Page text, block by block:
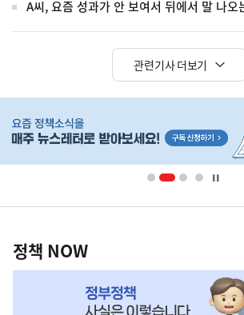
A씨, 요즘 성과가 안 보여서 뒤에서 말 나오
관련기사 더보기
단
영
책
NOW,
정책 NOW